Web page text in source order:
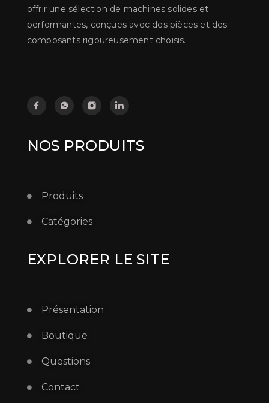
offrir une sélection de machines solides et
performantes, conçues avec des pièces et des
composants rigoureusement choisis.
NOS PRODUITS
Produits
Catégories
EXPLORER LE SITE
Présentation
Boutique
Questions
Contact